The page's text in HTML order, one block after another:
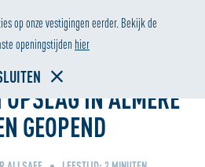
op onze vestigingen eerder. Bekijk de
openingstijden hier
Home
IN ALMERE
GEOPEND